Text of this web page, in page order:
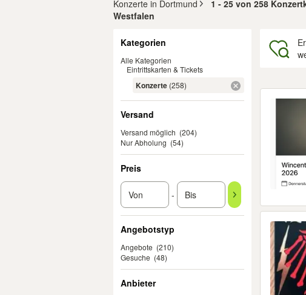
Konzerte in Dortmund
1 - 25 von 258
Westfalen
Kategorien
Alle Kategorien
Eintrittskarten & Tickets
Konzerte (258)
Versand
Versand möglich (204)
Nur Abholung (54)
Preis
-
Angebotstyp
Angebote (210)
Gesuche (48)
Anbieter